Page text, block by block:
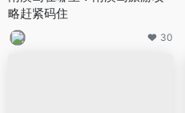
略赶紧码住
30